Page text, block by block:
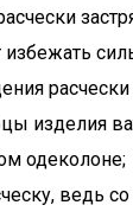
изделия
одеколоне;
ведь